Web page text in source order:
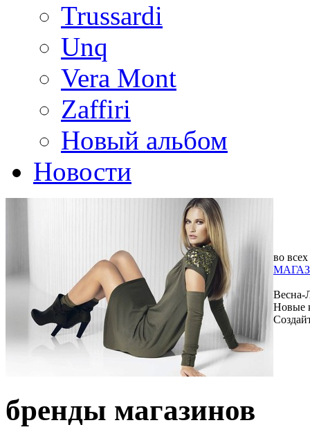
Trussardi
Unq
Vera Mont
Zaffiri
Новый альбом
Новости
во всех
Весна-
Новые
бренды магазинов